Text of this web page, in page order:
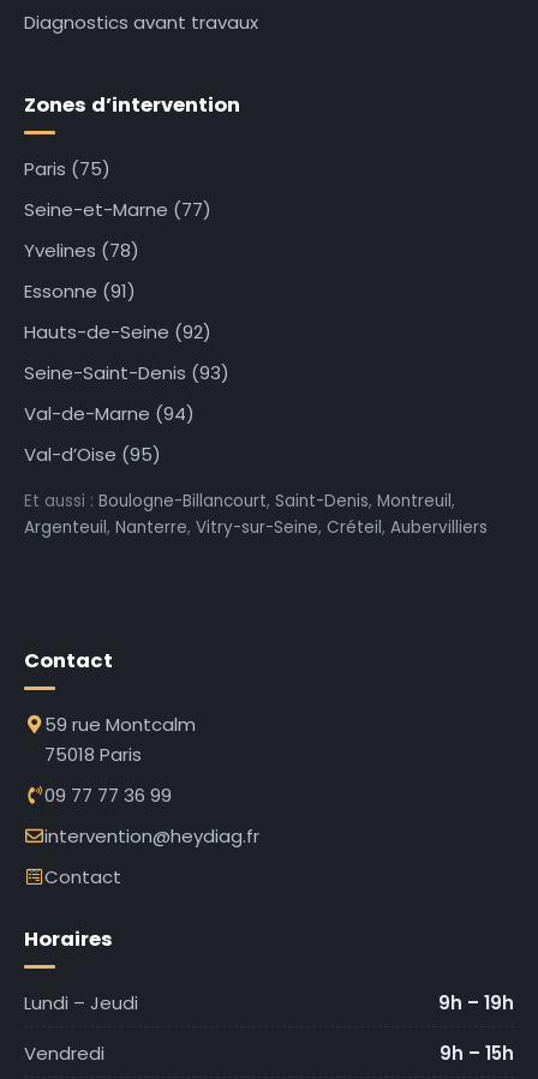
Diagnostics avant travaux
Zones d’intervention
Paris (75)
Seine-et-Marne (77)
Yvelines (78)
Essonne (91)
Hauts-de-Seine (92)
Seine-Saint-Denis (93)
Val-de-Marne (94)
Val-d’Oise (95)
Et aussi : Boulogne-Billancourt, Saint-Denis, Montreuil,
Argenteuil, Nanterre, Vitry-sur-Seine, Créteil, Aubervilliers
Contact
59 rue Montcalm
75018 Paris
09 77 77 36 99
intervention@heydiag.fr
Contact
Horaires
Lundi – Jeudi
9h – 19h
Vendredi
9h – 15h